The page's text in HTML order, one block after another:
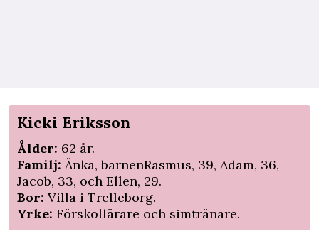
Kicki Eriksson
Ålder: 62 år.
Familj: Änka, barnenRasmus, 39, Adam, 36,
Jacob, 33, och Ellen, 29.
Bor: Villa i Trelleborg.
Yrke: Förskollärare och simtränare.